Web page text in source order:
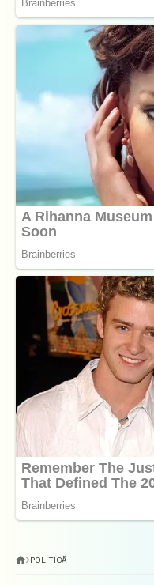
POLITICĂ